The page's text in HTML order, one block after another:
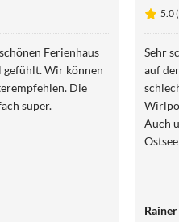
Ferienhaus
gefühlt. Wir können
Die
super.
5.0
Sehr
auf
Auch